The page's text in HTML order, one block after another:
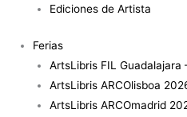
Ediciones de Artista
Ferias
ArtsLibris FIL Guadalajara
ArtsLibris ARCOlisboa
ArtsLibris ARCOmadrid